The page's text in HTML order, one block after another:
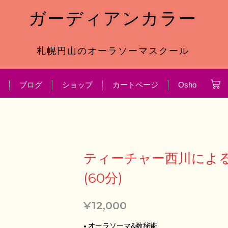
ガーディアンカラー
札幌円山のオーラソーマスクール
ブログ ショップ カートページ Osho
0
Cart
ティーチャー西川によ
(60分)
¥12,000
• オーラソーマ&数秘術
テ
ー
ャ